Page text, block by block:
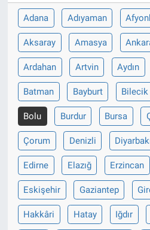
Adana Adıyaman
Aksaray Amasya
Ardahan Artvin Aydın
Batman Bayburt Bilecik
Bolu Burdur Bursa
Çorum Denizli
Edirne Elazığ Erzincan
Eskişehir Gaziantep
Hakkâri Hatay Iğdır
Gün Bitiyor
Gün Ortası
Gündem Özel
Günün görüntüsü
Haber
İlan
Kimdir